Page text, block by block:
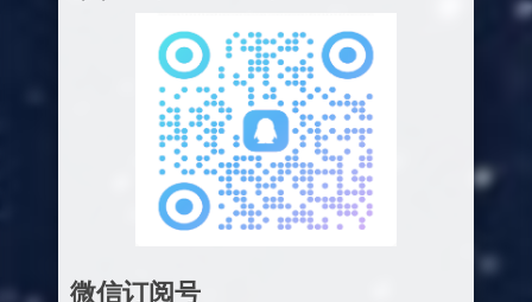
微信订阅号